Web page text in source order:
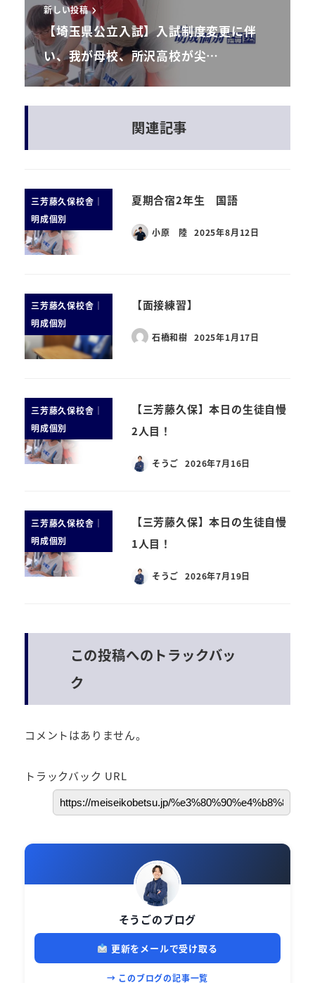
新しい投稿
【埼玉県公立入試】入試制度変更に伴
い、我が母校、所沢高校が尖…
関連記事
三芳藤久保校舎｜
明成個別
夏期合宿2年生 国語
小原 陸 2025年8月12日
三芳藤久保校舎｜
明成個別
【面接練習】
石橋和樹 2025年1月17日
三芳藤久保校舎｜
明成個別
【三芳藤久保】本日の生徒自慢
2人目！
そうご 2026年7月16日
三芳藤久保校舎｜
明成個別
【三芳藤久保】本日の生徒自慢
1人目！
そうご 2026年7月19日
この投稿へのトラックバッ
ク
コメントはありません。
トラックバック URL
そうごのブログ
更新をメールで受け取る
→ このブログの記事一覧